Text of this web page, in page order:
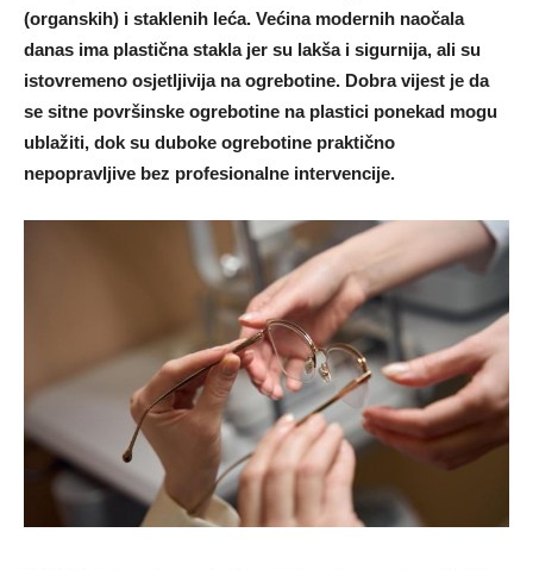
(organskih) i staklenih leća. Većina modernih naočala
danas ima plastična stakla jer su lakša i sigurnija, ali su
istovremeno osjetljivija na ogrebotine. Dobra vijest je da
se sitne površinske ogrebotine na plastici ponekad mogu
ublažiti, dok su duboke ogrebotine praktično
nepopravljive bez profesionalne intervencije.